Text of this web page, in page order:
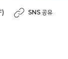
SNS 공유